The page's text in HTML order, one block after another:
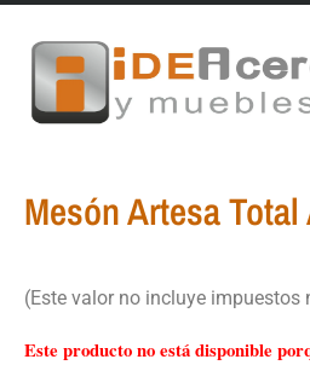
contenido
Mesón Artesa
(Este valor no incluye impuestos
Este producto no está disponible